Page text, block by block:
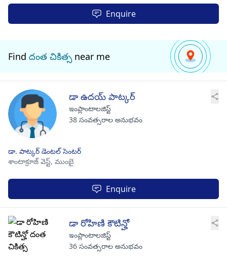
Enquire
Find దంత చికిత్స near me
డా ఉదయ్ పాట్కర్
ఇంప్లాంటాలజిస్ట్
38 సంవత్సరాల అనుభవం
డా. పాట్కర్ డెంటల్ సెంటర్
శాంటాక్రూజ్ వెస్ట్, ముంబై
Enquire
డా రోహిణి కౌటిన్హో
ఇంప్లాంటాలజిస్ట్
36 సంవత్సరాల అనుభవం